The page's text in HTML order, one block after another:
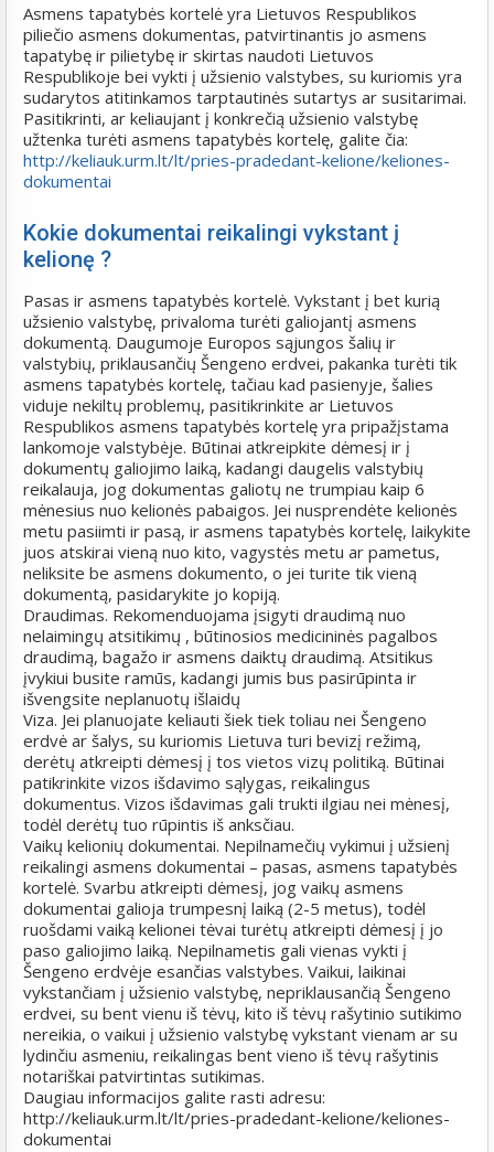
Asmens tapatybės kortelė yra Lietuvos Respublikos
piliečio asmens dokumentas, patvirtinantis jo asmens
tapatybę ir pilietybę ir skirtas naudoti Lietuvos
Respublikoje bei vykti į užsienio valstybes, su kuriomis yra
sudarytos atitinkamos tarptautinės sutartys ar susitarimai.
Pasitikrinti, ar keliaujant į konkrečią užsienio valstybę
užtenka turėti asmens tapatybės kortelę, galite čia:
http://keliauk.urm.lt/lt/pries-pradedant-kelione/keliones-
dokumentai
Kokie dokumentai reikalingi vykstant į
kelionę ?
Pasas ir asmens tapatybės kortelė. Vykstant į bet kurią
užsienio valstybę, privaloma turėti galiojantį asmens
dokumentą. Daugumoje Europos sąjungos šalių ir
valstybių, priklausančių Šengeno erdvei, pakanka turėti tik
asmens tapatybės kortelę, tačiau kad pasienyje, šalies
viduje nekiltų problemų, pasitikrinkite ar Lietuvos
Respublikos asmens tapatybės kortelę yra pripažįstama
lankomoje valstybėje. Būtinai atkreipkite dėmesį ir į
dokumentų galiojimo laiką, kadangi daugelis valstybių
reikalauja, jog dokumentas galiotų ne trumpiau kaip 6
mėnesius nuo kelionės pabaigos. Jei nusprendėte kelionės
metu pasiimti ir pasą, ir asmens tapatybės kortelę, laikykite
juos atskirai vieną nuo kito, vagystės metu ar pametus,
neliksite be asmens dokumento, o jei turite tik vieną
dokumentą, pasidarykite jo kopiją.
Draudimas. Rekomenduojama įsigyti draudimą nuo
nelaimingų atsitikimų , būtinosios medicininės pagalbos
draudimą, bagažo ir asmens daiktų draudimą. Atsitikus
įvykiui busite ramūs, kadangi jumis bus pasirūpinta ir
išvengsite neplanuotų išlaidų
Viza. Jei planuojate keliauti šiek tiek toliau nei Šengeno
erdvė ar šalys, su kuriomis Lietuva turi bevizį režimą,
derėtų atkreipti dėmesį į tos vietos vizų politiką. Būtinai
patikrinkite vizos išdavimo sąlygas, reikalingus
dokumentus. Vizos išdavimas gali trukti ilgiau nei mėnesį,
todėl derėtų tuo rūpintis iš anksčiau.
Vaikų kelionių dokumentai. Nepilnamečių vykimui į užsienį
reikalingi asmens dokumentai – pasas, asmens tapatybės
kortelė. Svarbu atkreipti dėmesį, jog vaikų asmens
dokumentai galioja trumpesnį laiką (2-5 metus), todėl
ruošdami vaiką kelionei tėvai turėtų atkreipti dėmesį į jo
paso galiojimo laiką. Nepilnametis gali vienas vykti į
Šengeno erdvėje esančias valstybes. Vaikui, laikinai
vykstančiam į užsienio valstybę, nepriklausančią Šengeno
erdvei, su bent vienu iš tėvų, kito iš tėvų rašytinio sutikimo
nereikia, o vaikui į užsienio valstybę vykstant vienam ar su
lydinčiu asmeniu, reikalingas bent vieno iš tėvų rašytinis
notariškai patvirtintas sutikimas.
Daugiau informacijos galite rasti adresu:
http://keliauk.urm.lt/lt/pries-pradedant-kelione/keliones-
dokumentai